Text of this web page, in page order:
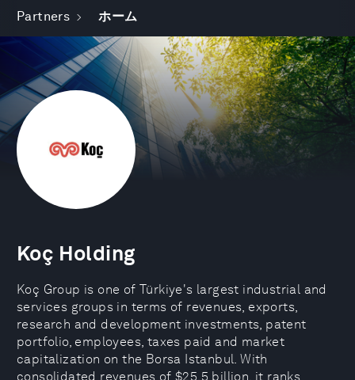
Partners ホーム
Koç Holding
Koç Group is one of Türkiye's largest industrial and
services groups in terms of revenues, exports,
research and development investments, patent
portfolio, employees, taxes paid and market
capitalization on the Borsa Istanbul. With
consolidated revenues of $25.5 billion, it ranks